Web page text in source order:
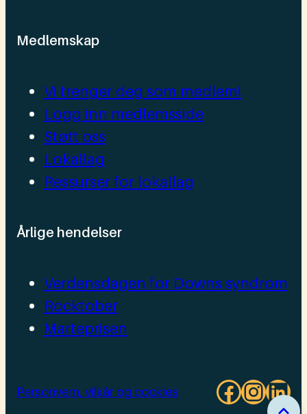
Medlemskap
Vi trenger deg som medlem!
Logg inn medlemsside
Støtt oss
Lokallag
Ressurser for lokallag
Årlige hendelser
Verdensdagen for Downs syndrom
Rocktober
Marteprisen
Personvern, vilkår og cookies